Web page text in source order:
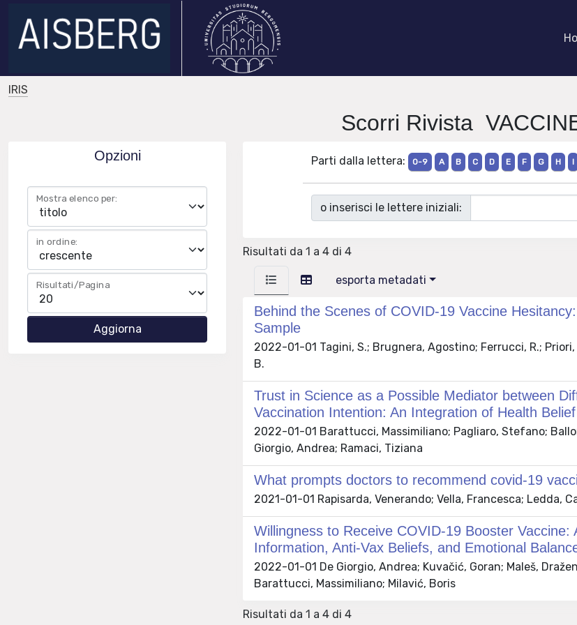
IRIS
Scorri Rivista
Opzioni
Mostra elenco per:
in ordine:
Risultati/Pagina
Parti dalla lettera: 0-9 A B C D E F G H I
o inserisci le lettere iniziali:
Risultati da 1 a 4 di 4
esporta metadati
Behind the Scenes of COVID-19 Vaccine
Sample
2022-01-01 Tagini, S.; Brugnera, Agostino; Ferrucci, R.;
B.
Trust in Science as a Possible Mediator between
Vaccination Intention: An Integration of Health
2022-01-01 Barattucci, Massimiliano; Pagliaro, Stefano;
Giorgio, Andrea; Ramaci, Tiziana
What prompts doctors to recommend covid-19
2021-01-01 Rapisarda, Venerando; Vella, Francesca; Ledda,
Willingness to Receive COVID-19 Booster
Information, Anti-Vax Beliefs, and Emotional
2022-01-01 De Giorgio, Andrea; Kuvačić, Goran; Maleš,
Barattucci, Massimiliano; Milavić, Boris
Risultati da 1 a 4 di 4